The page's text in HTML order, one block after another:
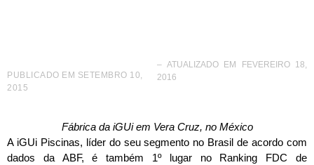
PUBLICADO EM SETEMBRO 10,
2015
– ATUALIZADO EM FEVEREIRO 18,
2016
Fábrica da iGUi em Vera Cruz, no México
A iGUi Piscinas, líder do seu segmento no Brasil de acordo com
dados da ABF, é também 1º lugar no Ranking FDC de